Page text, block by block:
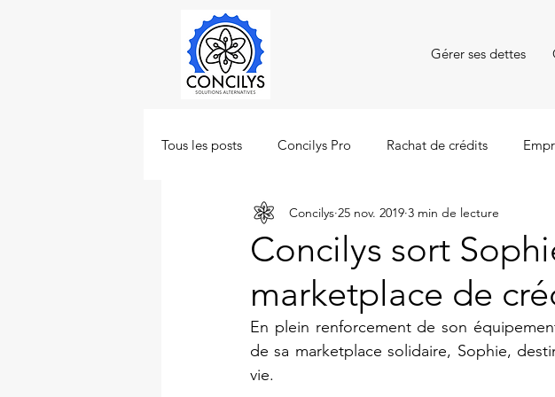
Gérer ses dettes
Tous les posts Concilys Pro Rachat de crédits
Concilys sort
marketplace de
Concilys 25 nov. 2019 3 min de lecture
En plein renforcement de son
de sa marketplace solidaire, Sophie,
vie.